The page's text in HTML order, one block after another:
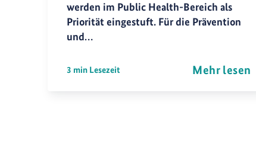
werden im Public Health-Bereich als
Priorität eingestuft. Für die Prävention
und…
3 min Lesezeit Mehr lesen